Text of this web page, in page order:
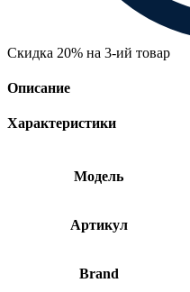
Скидка 20% на 3-ий товар
Описание
Характеристики
Модель
Артикул
Brand